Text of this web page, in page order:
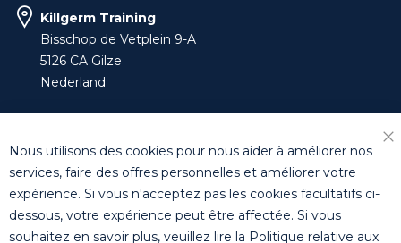
Killgerm Training
Bisschop de Vetplein 9-A
5126 CA Gilze
Nederland
+32 (0)14 44 22 79
© Killgerm Group Ltd. All rights reserved |Conditions
Nous utilisons des cookies pour nous aider à améliorer nos
services, faire des offres personnelles et améliorer votre
expérience. Si vous n'acceptez pas les cookies facultatifs ci-
dessous, votre expérience peut être affectée. Si vous
souhaitez en savoir plus, veuillez lire la Politique relative aux